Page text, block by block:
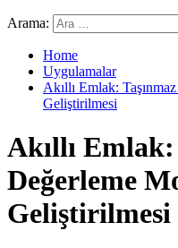
Arama:
Home
Uygulamalar
Akıllı Emlak:
Geliştirilmesi
Akıllı Emlak:
Değerleme
Geliştirilmesi